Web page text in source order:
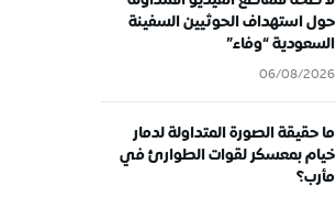
حول استهداف الحوثيين السفينة
السعودية “وفاء”
06/08/2026
ما حقيقة الصورة المتداولة لدمار
خيام بمعسكر لقوات الطوارئ في
مأرب؟